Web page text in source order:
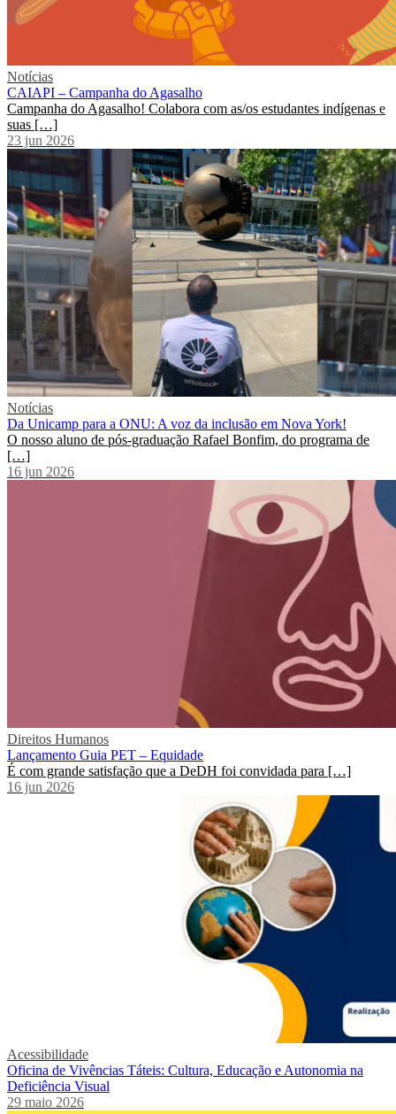
Notícias
CAIAPI – Campanha do Agasalho
Campanha do Agasalho! Colabora com as/os estudantes indígenas e
suas […]
23 jun 2026
Notícias
Da Unicamp para a ONU: A voz da inclusão em Nova York!
O nosso aluno de pós-graduação Rafael Bonfim, do programa de
[…]
16 jun 2026
Direitos Humanos
Lançamento Guia PET – Equidade
É com grande satisfação que a DeDH foi convidada para […]
16 jun 2026
Acessibilidade
Oficina de Vivências Táteis: Cultura, Educação e Autonomia na
Deficiência Visual
29 maio 2026